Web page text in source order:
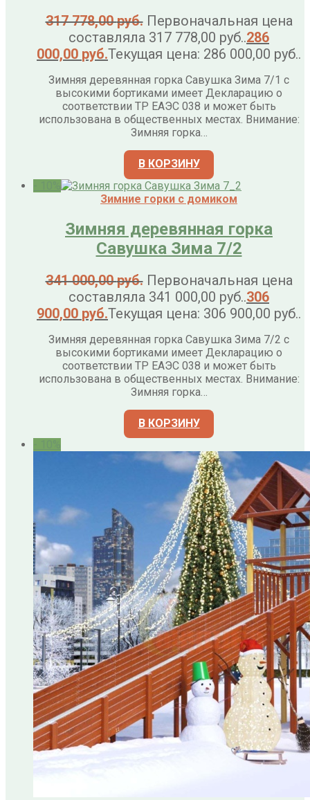
317 778,00руб. Первоначальная цена
составляла 317 778,00 руб..286
000,00 руб.Текущая цена: 286 000,00 руб..
Зимняя деревянная горка Савушка Зима 7/1 с
высокими бортиками имеет Декларацию о
соответствии ТР ЕАЭС 038 и может быть
использована в общественных местах. Внимание:
Зимняя горка…
В КОРЗИНУ
Зимние горки с домиком
Зимняя деревянная горка
Савушка Зима 7/2
341 000,00руб. Первоначальная цена
составляла 341 000,00 руб..306
900,00 руб.Текущая цена: 306 900,00 руб..
Зимняя деревянная горка Савушка Зима 7/2 с
высокими бортиками имеет Декларацию о
соответствии ТР ЕАЭС 038 и может быть
использована в общественных местах. Внимание:
Зимняя горка…
В КОРЗИНУ